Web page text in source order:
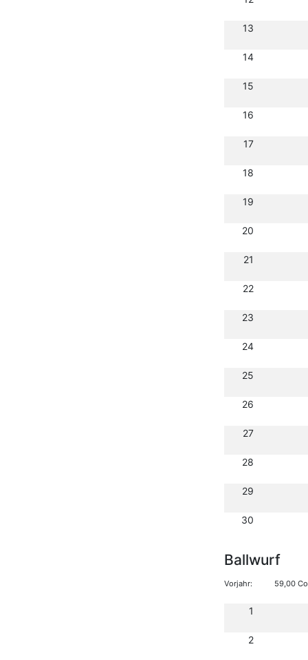
13
14
15
16
17
18
19
20
21
22
23
24
25
26
27
28
29
30
Ballwurf
Vorjahr: 59,00
1
2